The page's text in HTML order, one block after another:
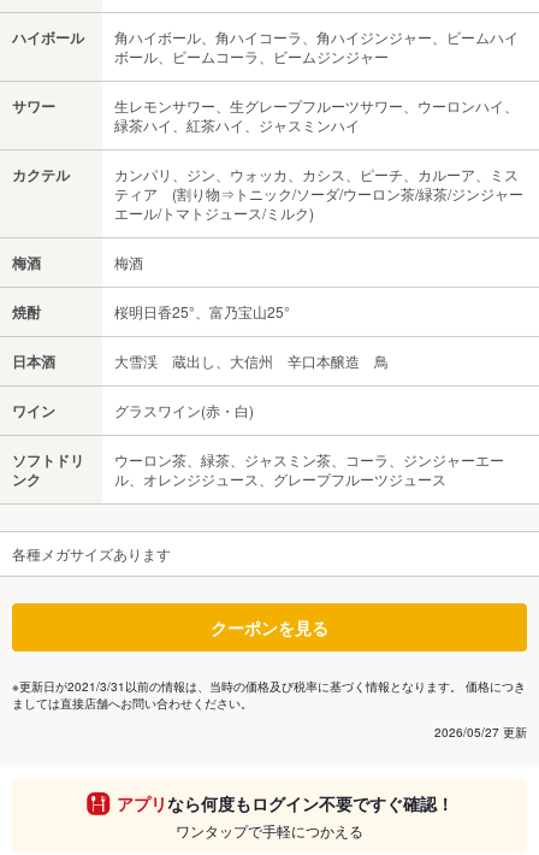
ハイボール
角ハイボール、角ハイコーラ、角ハイジンジャー、ビームハイ
ボール、ビームコーラ、ビームジンジャー
サワー
生レモンサワー、生グレープフルーツサワー、ウーロンハイ、
緑茶ハイ、紅茶ハイ、ジャスミンハイ
カクテル
カンパリ、ジン、ウォッカ、カシス、ピーチ、カルーア、ミス
ティア (割り物⇒トニック/ソーダ/ウーロン茶/緑茶/ジンジャー
エール/トマトジュース/ミルク)
梅酒 梅酒
焼酎 桜明日香25°、富乃宝山25°
日本酒 大雪渓 蔵出し、大信州 辛口本醸造 鳥
ワイン グラスワイン(赤・白)
ソフトドリ
ンク
ウーロン茶、緑茶、ジャスミン茶、コーラ、ジンジャーエー
ル、オレンジジュース、グレープフルーツジュース
各種メガサイズあります
クーポンを見る
※更新日が2021/3/31以前の情報は、当時の価格及び税率に基づく情報となります。 価格につき
ましては直接店舗へお問い合わせください。
2026/05/27 更新
アプリなら何度もログイン不要ですぐ確認！
ワンタップで手軽につかえる